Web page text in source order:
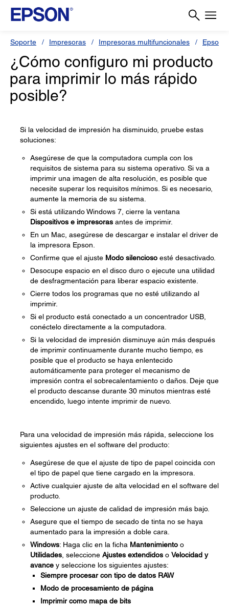
Soporte Impresoras Impresoras multifuncionales Epson L
¿Cómo configuro mi producto
para imprimir lo más rápido
posible?
Si la velocidad de impresión ha disminuido, pruebe estas
soluciones:
Asegúrese de que la computadora cumpla con los
requisitos de sistema para su sistema operativo. Si va a
imprimir una imagen de alta resolución, es posible que
necesite superar los requisitos mínimos. Si es necesario,
aumente la memoria de su sistema.
Si está utilizando Windows 7, cierre la ventana
Dispositivos e impresoras antes de imprimir.
En un Mac, asegúrese de descargar e instalar el driver de
la impresora Epson.
Confirme que el ajuste Modo silencioso esté desactivado.
Desocupe espacio en el disco duro o ejecute una utilidad
de desfragmentación para liberar espacio existente.
Cierre todos los programas que no esté utilizando al
imprimir.
Si el producto está conectado a un concentrador USB,
conéctelo directamente a la computadora.
Si la velocidad de impresión disminuye aún más después
de imprimir continuamente durante mucho tiempo, es
posible que el producto se haya enlentecido
automáticamente para proteger el mecanismo de
impresión contra el sobrecalentamiento o daños. Deje que
el producto descanse durante 30 minutos mientras esté
encendido, luego intente imprimir de nuevo.
Para una velocidad de impresión más rápida, seleccione los
siguientes ajustes en el software del producto:
Asegúrese de que el ajuste de tipo de papel coincida con
el tipo de papel que tiene cargado en la impresora.
Active cualquier ajuste de alta velocidad en el software del
producto.
Seleccione un ajuste de calidad de impresión más bajo.
Asegure que el tiempo de secado de tinta no se haya
aumentado para la impresión a doble cara.
Windows: Haga clic en la ficha Mantenimiento o
Utilidades , seleccione Ajustes extendidos o Velocidad y
avance y seleccione los siguientes ajustes:
Siempre procesar con tipo de datos RAW
Modo de procesamiento de página
Imprimir como mapa de bits